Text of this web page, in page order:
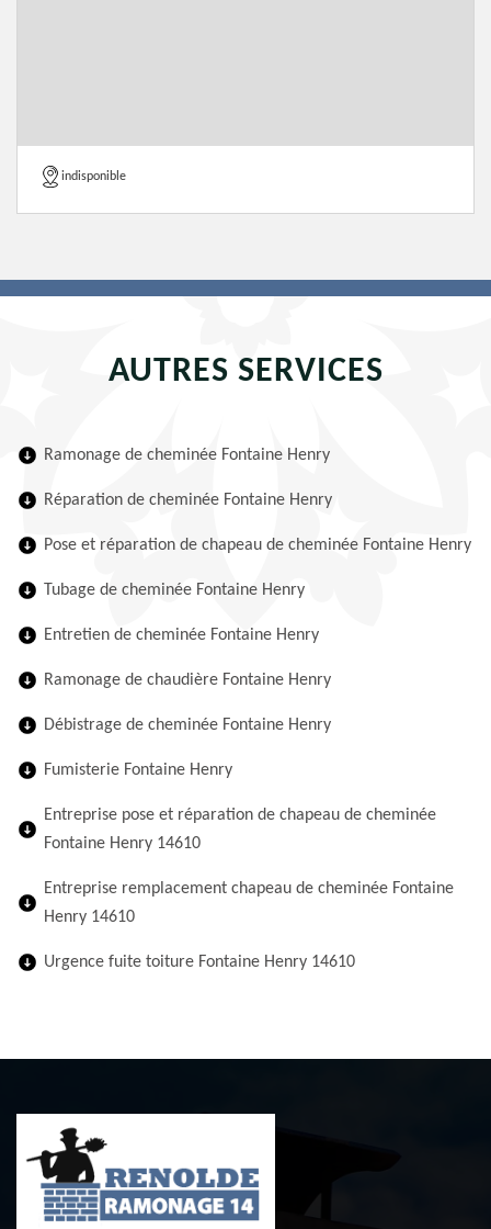
indisponible
AUTRES SERVICES
Ramonage de cheminée Fontaine Henry
Réparation de cheminée Fontaine Henry
Pose et réparation de chapeau de cheminée Fontaine Henry
Tubage de cheminée Fontaine Henry
Entretien de cheminée Fontaine Henry
Ramonage de chaudière Fontaine Henry
Débistrage de cheminée Fontaine Henry
Fumisterie Fontaine Henry
Entreprise pose et réparation de chapeau de cheminée
Fontaine Henry 14610
Entreprise remplacement chapeau de cheminée Fontaine
Henry 14610
Urgence fuite toiture Fontaine Henry 14610